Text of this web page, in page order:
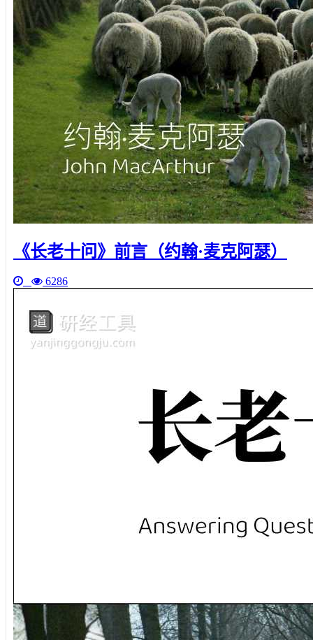
《长老十问》前言（约翰·麦克阿瑟）
6286